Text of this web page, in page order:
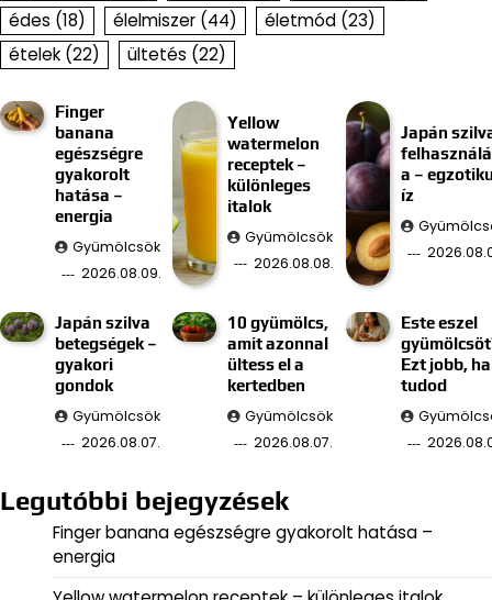
édes (18) élelmiszer (44) életmód (23)
ételek (22) ültetés (22)
Finger
banana
egészségre
gyakorolt
hatása –
energia
Gyümölcsök
2026.08.09.
Yellow
watermelon
receptek –
különleges
italok
Gyümölcsök
2026.08.08.
Japán
a –
íz
Japán szilva
betegségek –
gyakori
gondok
Gyümölcsök
2026.08.07.
10 gyümölcs,
amit azonnal
ültess el a
kertedben
Gyümölcsök
2026.08.07.
Este eszel
Ezt jobb, ha
tudod
Legutóbbi bejegyzések
Finger banana egészségre gyakorolt hatása –
energia